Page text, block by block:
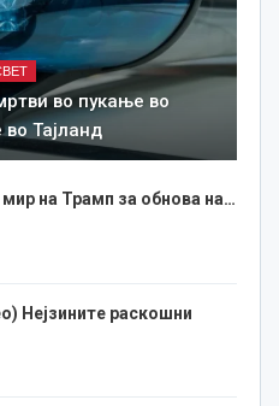
во пукање во
Тајланд
на Трамп за обнова на…
Нејзините раскошни